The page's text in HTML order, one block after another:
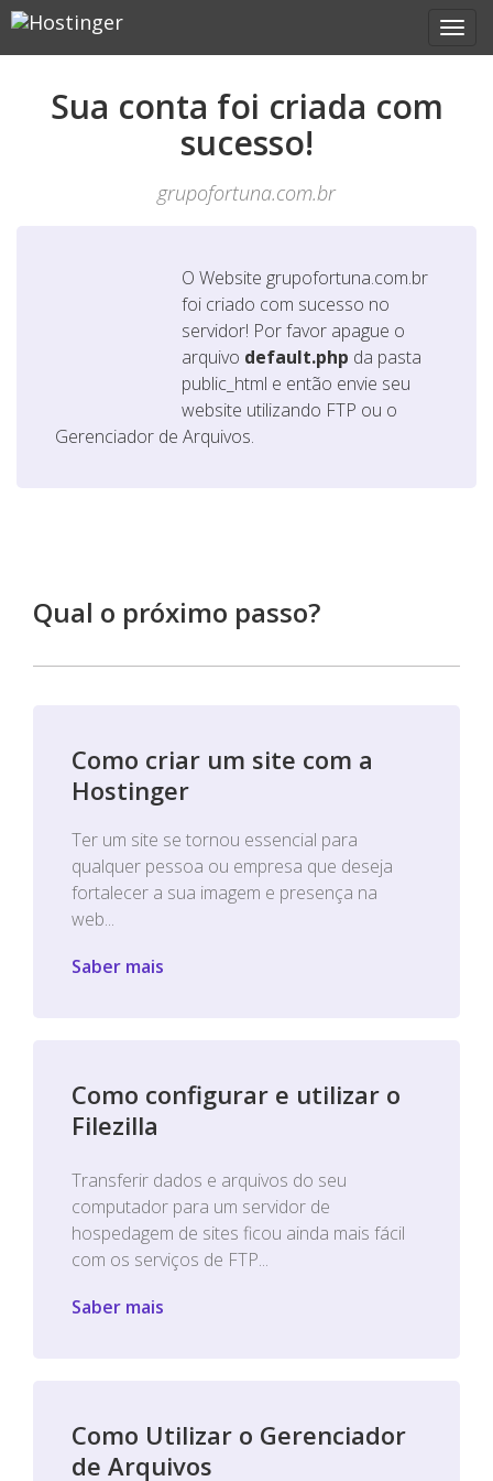
Sua conta foi criada com
sucesso!
grupofortuna.com.br
O Website grupofortuna.com.br
foi criado com sucesso no
servidor! Por favor apague o
arquivo default.php da pasta
public_html e então envie seu
website utilizando FTP ou o
Gerenciador de Arquivos.
Qual o próximo passo?
Como criar um site com a
Hostinger
Ter um site se tornou essencial para
qualquer pessoa ou empresa que deseja
fortalecer a sua imagem e presença na
web...
Saber mais
Como configurar e utilizar o
Filezilla
Transferir dados e arquivos do seu
computador para um servidor de
hospedagem de sites ficou ainda mais fácil
com os serviços de FTP...
Saber mais
Como Utilizar o Gerenciador
de Arquivos